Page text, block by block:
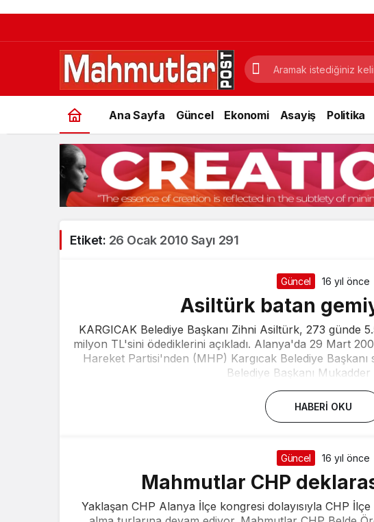
Ana Sayfa Güncel Ekonomi Asayiş Politika
Etiket: 26 Ocak 2010 Sayı 291
Güncel 16 yıl önce
Asiltürk batan
KARGICAK Belediye Başkanı Zihni Asiltürk, 273 günde
milyon TL'sini ödediklerini açıkladı. Alanya'da 29 Mart
Hareket Partisi'nden (MHP) Kargıcak Belediye
Belediye Başkanı Mukadder
HABERI OKU
Güncel 16 yıl önce
Mahmutlar CHP
Yaklaşan CHP Alanya İlçe kongresi dolayısıyla CHP